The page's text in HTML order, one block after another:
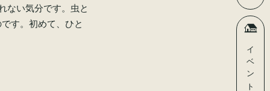
ない気分です。虫と
す。初めて、ひと
イベント